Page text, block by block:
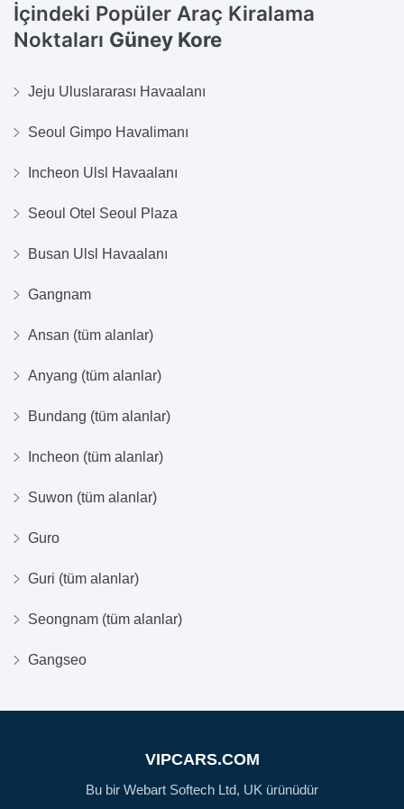
İçindeki Popüler Araç Kiralama
Noktaları Güney Kore
Jeju Uluslararası Havaalanı
Seoul Gimpo Havalimanı
Incheon Ulsl Havaalanı
Seoul Otel Seoul Plaza
Busan Ulsl Havaalanı
Gangnam
Ansan (tüm alanlar)
Anyang (tüm alanlar)
Bundang (tüm alanlar)
Incheon (tüm alanlar)
Suwon (tüm alanlar)
Guro
Guri (tüm alanlar)
Seongnam (tüm alanlar)
Gangseo
VIPCARS.COM
Bu bir Webart Softech Ltd, UK ürünüdür